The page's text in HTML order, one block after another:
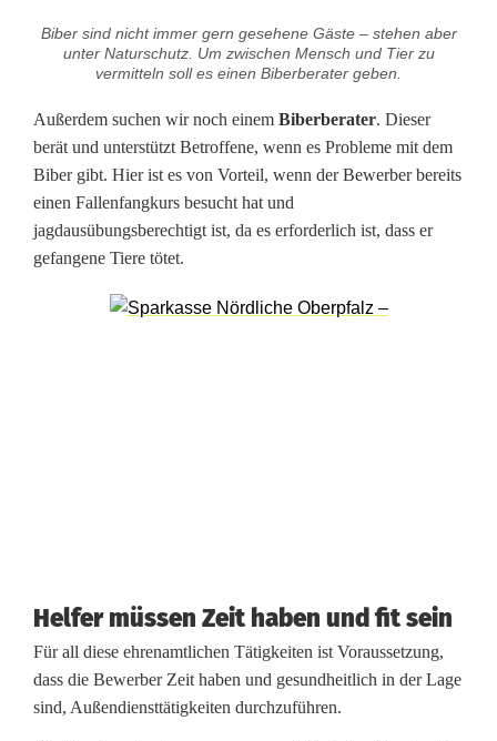
M
t
a
r
b
u
c
h
Biber sind nicht immer gern gesehene Gäste – stehen aber
unter Naturschutz. Um zwischen Mensch und Tier zu
vermitteln soll es einen Biberberater geben.
Außerdem suchen wir noch einem Biberberater. Dieser
berät und unterstützt Betroffene, wenn es Probleme mit dem
Biber gibt. Hier ist es von Vorteil, wenn der Bewerber bereits
einen Fallenfangkurs besucht hat und
jagdausübungsberechtigt ist, da es erforderlich ist, dass er
gefangene Tiere tötet.
Helfer müssen Zeit haben und fit sein
Für all diese ehrenamtlichen Tätigkeiten ist Voraussetzung,
dass die Bewerber Zeit haben und gesundheitlich in der Lage
sind, Außendiensttätigkeiten durchzuführen.